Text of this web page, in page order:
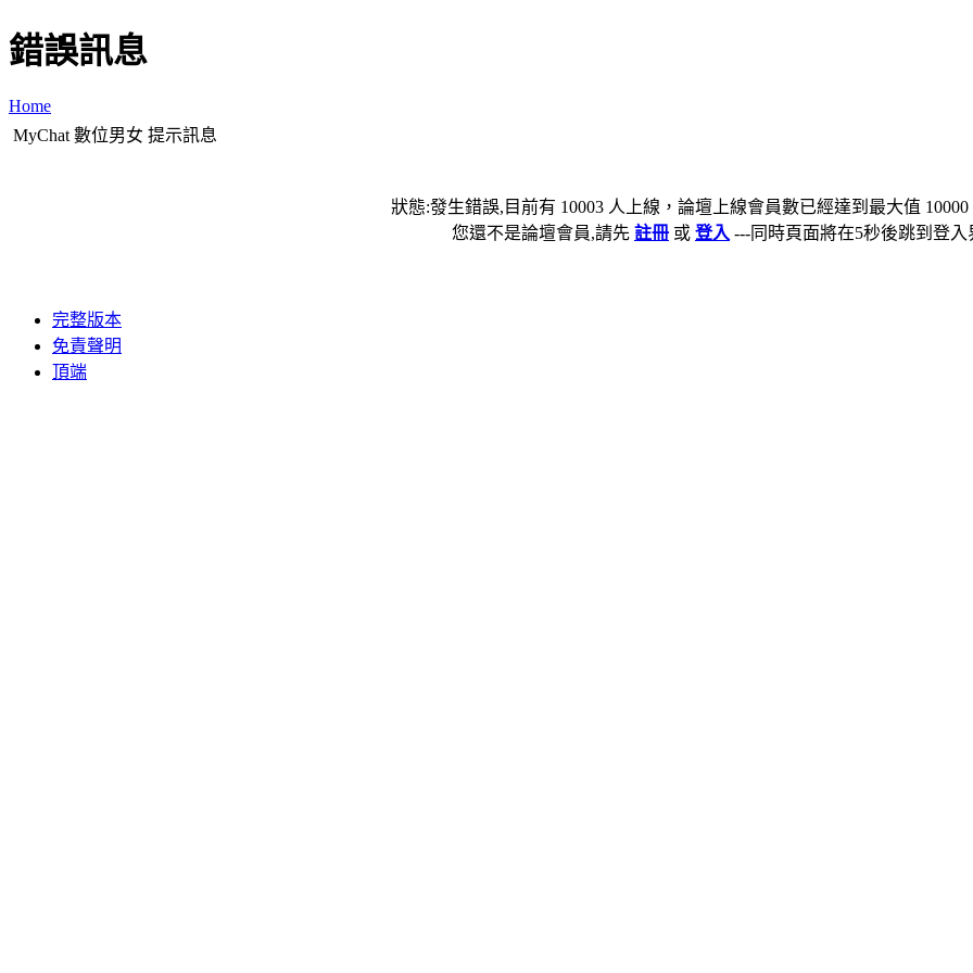
錯誤訊息
Home
MyChat 數位男女 提示訊息
狀態:發生錯誤,目前有 10003 人上線，論壇上線會員數已經達到最大值
您還不是論壇會員,請先 註冊 或 登入 ---同時頁面將在5秒後跳到登入
完整版本
免責聲明
頂端